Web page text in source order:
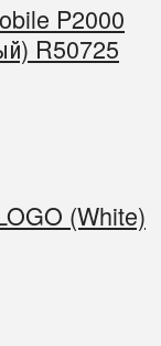
P2000
R50725
(White)